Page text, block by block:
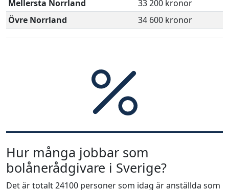
Mellersta Norrland
33 200 kronor
Övre Norrland
34 600 kronor
Hur många jobbar som
bolånerådgivare i Sverige?
Det är totalt 24100 personer som idag är anställda som